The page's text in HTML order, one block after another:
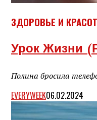
ЗДОРОВЬЕ И
Урок Жизни
Полина бросила
EVERYWEEK06.02.2024